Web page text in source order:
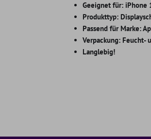
Geeignet für: iPhone
Produkttyp:
Passend für Marke:
Verpackung: Feucht-
Langlebig!